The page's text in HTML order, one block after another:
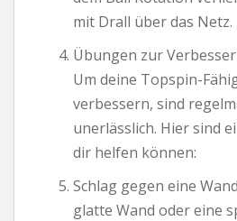
mit Drall über das Netz.
Übungen zur
Um deine Topspin-
verbessern, sind
unerlässlich. Hier sind
dir helfen können:
Schlag gegen eine
glatte Wand oder eine